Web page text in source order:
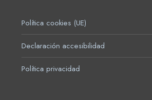
Política cookies (UE)
Declaración accesibilidad
Política privacidad